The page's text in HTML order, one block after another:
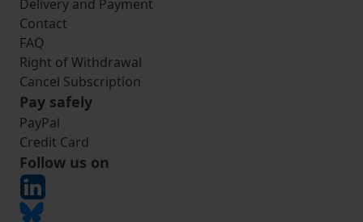
Delivery and Payment
Contact
FAQ
Right of Withdrawal
Cancel Subscription
Pay safely
PayPal
Credit Card
Follow us on